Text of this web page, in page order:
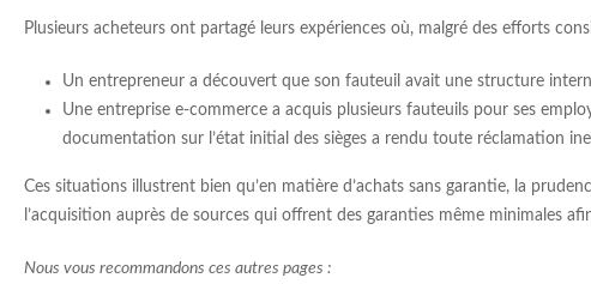
Plusieurs acheteurs ont partagé leurs expériences où, malgré des efforts
Un entrepreneur a découvert que son fauteuil avait une structure
Une entreprise e-commerce a acquis plusieurs fauteuils pour ses
documentation sur l’état initial des sièges a rendu toute réclamation
Ces situations illustrent bien qu’en matière d’achats sans garantie, la
l’acquisition auprès de sources qui offrent des garanties même minimales
Nous vous recommandons ces autres pages :